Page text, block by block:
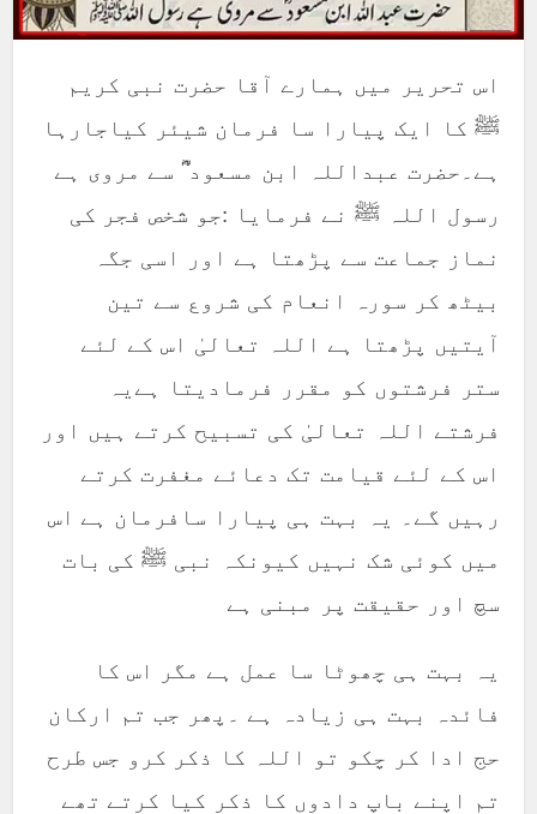
اس تحریر میں ہمارے آقا حضرت نبی کریم
ﷺ کا ایک پیارا سا فرمان شیئر کیاجارہا
ہے۔حضرت عبداللہ ابن مسعود ؓ سے مروی ہے
رسول اللہ ﷺ نے فرمایا :جو شخص فجر کی
نماز جماعت سے پڑھتا ہے اور اسی جگہ
بیٹھ کر سورہ انعام کی شروع سے تین
آیتیں پڑھتا ہے اللہ تعالیٰ اس کے لئے
ستر فرشتوں کو مقرر فرمادیتا ہےیہ
فرشتے اللہ تعالیٰ کی تسبیح کرتے ہیں اور
اس کے لئے قیامت تک دعائے مغفرت کرتے
رہیں گے۔ یہ بہت ہی پیارا سافرمان ہے اس
میں کوئی شک نہیں کیونکہ نبی ﷺ کی بات
سچ اور حقیقت پر مبنی ہے
یہ بہت ہی چھوٹا سا عمل ہے مگر اس کا
فائدہ بہت ہی زیادہ ہے ۔پھر جب تم ارکان
حج ادا کر چکو تو اللہ کا ذکر کرو جس طرح
تم اپنے باپ دادوں کا ذکر کیا کرتے تھے